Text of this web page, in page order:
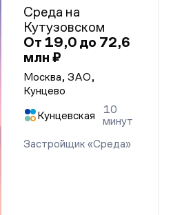
Среда на
Кутузовском
От 19,0 до 72,6
млн ₽
Москва, ЗАО,
Кунцево
Кунцевская
10
минут
Застройщик «Среда»